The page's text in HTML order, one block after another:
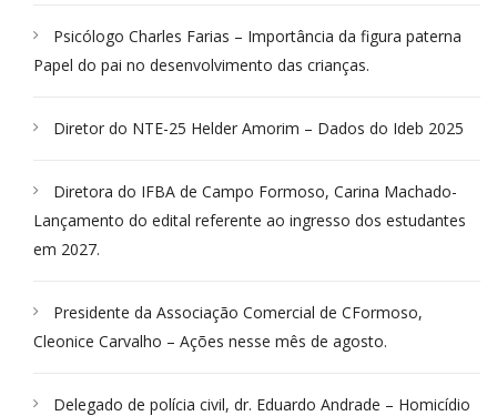
Psicólogo Charles Farias – Importância da figura paterna
Papel do pai no desenvolvimento das crianças.
Diretor do NTE-25 Helder Amorim – Dados do Ideb 2025
Diretora do IFBA de Campo Formoso, Carina Machado-
Lançamento do edital referente ao ingresso dos estudantes
em 2027.
Presidente da Associação Comercial de CFormoso,
Cleonice Carvalho – Ações nesse mês de agosto.
Delegado de polícia civil, dr. Eduardo Andrade – Homicídio